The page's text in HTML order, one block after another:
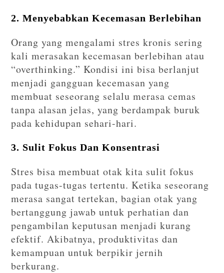
2. Menyebabkan Kecemasan Berlebihan
Orang yang mengalami stres kronis sering
kali merasakan kecemasan berlebihan atau
“overthinking.” Kondisi ini bisa berlanjut
menjadi gangguan kecemasan yang
membuat seseorang selalu merasa cemas
tanpa alasan jelas, yang berdampak buruk
pada kehidupan sehari-hari.
3. Sulit Fokus Dan Konsentrasi
Stres bisa membuat otak kita sulit fokus
pada tugas-tugas tertentu. Ketika seseorang
merasa sangat tertekan, bagian otak yang
bertanggung jawab untuk perhatian dan
pengambilan keputusan menjadi kurang
efektif. Akibatnya, produktivitas dan
kemampuan untuk berpikir jernih
berkurang.